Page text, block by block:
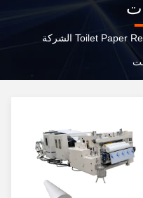
Toilet Paper Rewinding Machine الشركة